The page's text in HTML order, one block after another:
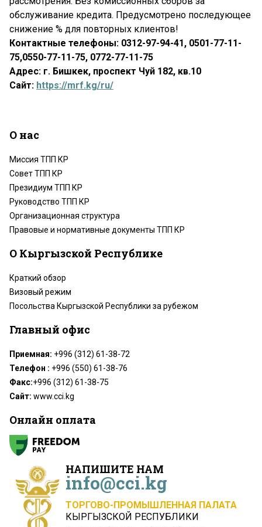
обслуживание кредита. Предусмотрено последующее
снижение % для повторных клиентов!
Контактные телефоны: 0312-97-94-41, 0501-77-11-
75,0550-77-11-75, 0772-77-11-75
Адрес: г. Бишкек, проспект Чуй 182, кв.10
Сайт: https://mrf.kg/ru/
НАПИШИТЕ НАМ
info@cci.kg
ТОРГОВО-ПРОМЫШЛЕННАЯ ПАЛАТА
КЫРГЫЗСКОЙ РЕСПУБЛИКИ
О нас
Миссия ТПП КР
Совет ТПП КР
Президиум ТПП КР
Руководство ТПП КР
Организационная структура
Правовые и нормативные документы ТПП КР
О Кыргызской Республике
Краткий обзор
Визовый режим
Посольства Кыргызской Республики за рубежом
Главный офис
Приемная: +996 (312) 61-38-72
Телефон : +996 (550) 61-38-76
Факс:+996 (312) 61-38-75
Сайт: www.cci.kg
Онлайн оплата